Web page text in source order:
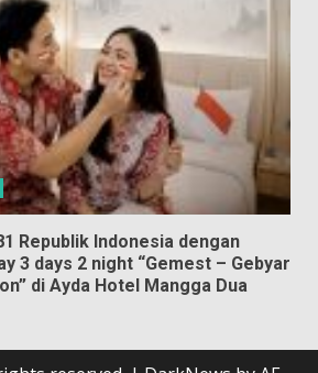
Republik Indonesia dengan
3 days 2 night “Gemest – Gebyar
di Ayda Hotel Mangga Dua